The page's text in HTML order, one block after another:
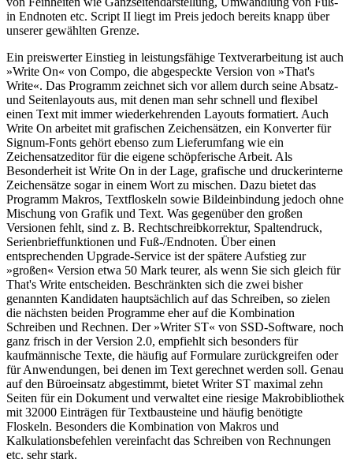
in Endnoten etc. Script II liegt im Preis jedoch bereits knapp über
unserer gewählten Grenze.
Ein preiswerter Einstieg in leistungsfähige Textverarbeitung ist auch
»Write On« von Compo, die abgespeckte Version von »That's
Write«. Das Programm zeichnet sich vor allem durch seine Absatz-
und Seitenlayouts aus, mit denen man sehr schnell und flexibel
einen Text mit immer wiederkehrenden Layouts formatiert. Auch
Write On arbeitet mit grafischen Zeichensätzen, ein Konverter für
Signum-Fonts gehört ebenso zum Lieferumfang wie ein
Zeichensatzeditor für die eigene schöpferische Arbeit. Als
Besonderheit ist Write On in der Lage, grafische und druckerinterne
Zeichensätze sogar in einem Wort zu mischen. Dazu bietet das
Programm Makros, Textfloskeln sowie Bildeinbindung jedoch ohne
Mischung von Grafik und Text. Was gegenüber den großen
Versionen fehlt, sind z. B. Rechtschreibkorrektur, Spaltendruck,
Serienbrieffunktionen und Fuß-/Endnoten. Über einen
entsprechenden Upgrade-Service ist der spätere Aufstieg zur
»großen« Version etwa 50 Mark teurer, als wenn Sie sich gleich für
That's Write entscheiden. Beschränkten sich die zwei bisher
genannten Kandidaten hauptsächlich auf das Schreiben, so zielen
die nächsten beiden Programme eher auf die Kombination
Schreiben und Rechnen. Der »Writer ST« von SSD-Software, noch
ganz frisch in der Version 2.0, empfiehlt sich besonders für
kaufmännische Texte, die häufig auf Formulare zurückgreifen oder
für Anwendungen, bei denen im Text gerechnet werden soll. Genau
auf den Büroeinsatz abgestimmt, bietet Writer ST maximal zehn
Seiten für ein Dokument und verwaltet eine riesige Makrobibliothek
mit 32000 Einträgen für Textbausteine und häufig benötigte
Floskeln. Besonders die Kombination von Makros und
Kalkulationsbefehlen vereinfacht das Schreiben von Rechnungen
etc. sehr stark.